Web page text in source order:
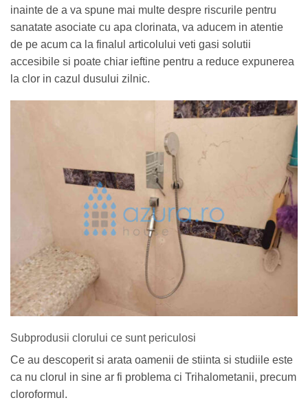
inainte de a va spune mai multe despre riscurile pentru
sanatate asociate cu apa clorinata, va aducem in atentie
de pe acum ca la finalul articolului veti gasi solutii
accesibile si poate chiar ieftine pentru a reduce expunerea
la clor in cazul dusului zilnic.
Subprodusii clorului ce sunt periculosi
Ce au descoperit si arata oamenii de stiinta si studiile este
ca nu clorul in sine ar fi problema ci Trihalometanii, precum
cloroformul.